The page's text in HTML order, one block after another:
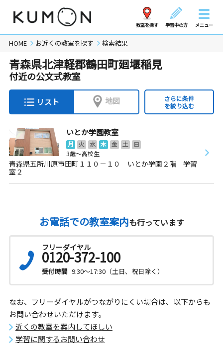
教室を探す 学習中の方 メニュー
HOME お近くの教室を探す 検索結果
青森県北津軽郡鶴田町廻堰稲見
付近の公文式教室
リスト 地図
さらに条件
を絞り込む
いとか学園教室
月 火 水 木 金 土
日
3歳～高校生
青森県五所川原市田町１１０－１０ いとか学園２階 学習
室２
お電話での教室案内も行っています
フリーダイヤル
0120-372-100
受付時間 9:30～17:30（土日、祝日除く）
なお、フリーダイヤルがつながりにくい場合は、以下からも
お問い合わせいただけます。
近くの教室を案内してほしい
学習に関するお問い合わせ